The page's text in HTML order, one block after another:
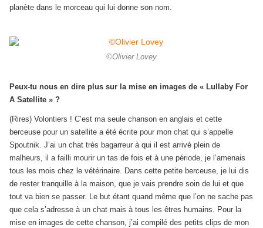
planète dans le morceau qui lui donne son nom.
©Olivier Lovey
Peux-tu nous en dire plus sur la mise en images de « Lullaby For
A Satellite » ?
(Rires) Volontiers ! C’est ma seule chanson en anglais et cette
berceuse pour un satellite a été écrite pour mon chat qui s’appelle
Spoutnik. J’ai un chat très bagarreur à qui il est arrivé plein de
malheurs, il a failli mourir un tas de fois et à une période, je l’amenais
tous les mois chez le vétérinaire. Dans cette petite berceuse, je lui dis
de rester tranquille à la maison, que je vais prendre soin de lui et que
tout va bien se passer. Le but étant quand même que l’on ne sache pas
que cela s’adresse à un chat mais à tous les êtres humains. Pour la
mise en images de cette chanson, j’ai compilé des petits clips de mon